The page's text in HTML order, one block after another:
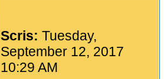
Scris:Tuesday,
September 12, 2017
10:29 AM